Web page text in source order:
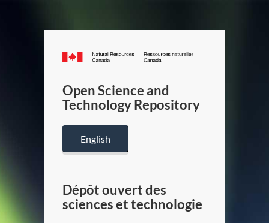
Canada.ca
/
Canada
Open Science and
Technology Repository
English
Dépôt ouvert des
sciences et technologie